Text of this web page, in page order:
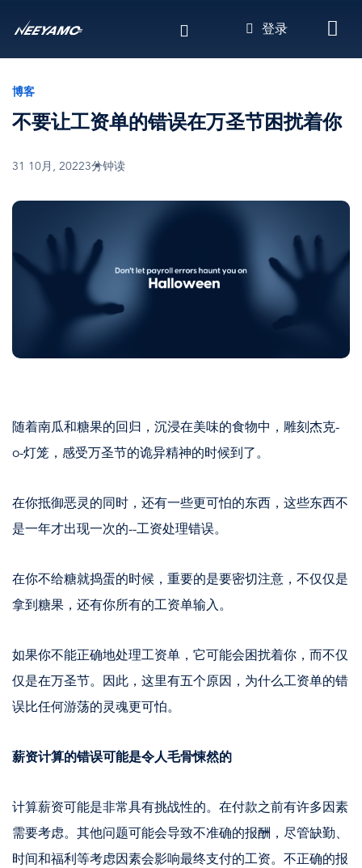
转
容
登录
博客
不要让工资单的错误在万圣节困扰着你
31 10月, 20223分钟读
图
随着南瓜和糖果的回归，沉浸在美味的食物中，雕刻杰克-
o-灯笼，感受万圣节的诡异精神的时候到了。
在你抵御恶灵的同时，还有一些更可怕的东西，这些东西不
是一年才出现一次的--工资处理错误。
在你不给糖就捣蛋的时候，重要的是要密切注意，不仅仅是
拿到糖果，还有你所有的工资单输入。
如果你不能正确地处理工资单，它可能会困扰着你，而不仅
仅是在万圣节。因此，这里有五个原因，为什么工资单的错
误比任何游荡的灵魂更可怕。
薪资计算的错误可能是令人毛骨悚然的
计算薪资可能是非常具有挑战性的。在付款之前有许多因素
需要考虑。其他问题可能会导致不准确的报酬，尽管缺勤、
时间和福利等考虑因素会影响最终支付的工资。不正确的报